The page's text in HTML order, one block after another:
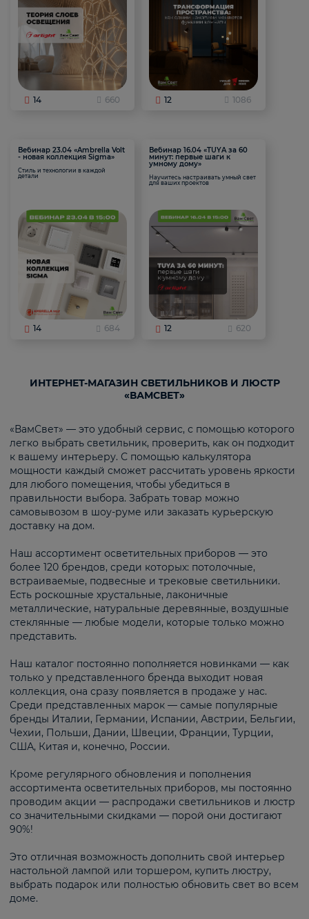
14 660 12 1086
Вебинар 23.04 «Ambrella Volt
- новая коллекция Sigma»
Стиль и технологии в каждой
детали
14 684
Вебинар 16.04 «TUYA за 60
минут: первые шаги к
умному дому»
Научитесь настраивать умный свет
для ваших проектов
12 620
ИНТЕРНЕТ-МАГАЗИН СВЕТИЛЬНИКОВ И ЛЮСТР
«ВАМСВЕТ»
«ВамСвет» — это удобный сервис, с помощью которого
легко выбрать светильник, проверить, как он подходит
к вашему интерьеру. С помощью калькулятора
мощности каждый сможет рассчитать уровень яркости
для любого помещения, чтобы убедиться в
правильности выбора. Забрать товар можно
самовывозом в шоу-руме или заказать курьерскую
доставку на дом.
Наш ассортимент осветительных приборов — это
более 120 брендов, среди которых: потолочные,
встраиваемые, подвесные и трековые светильники.
Есть роскошные хрустальные, лаконичные
металлические, натуральные деревянные, воздушные
стеклянные — любые модели, которые только можно
представить.
Наш каталог постоянно пополняется новинками — как
только у представленного бренда выходит новая
коллекция, она сразу появляется в продаже у нас.
Среди представленных марок — самые популярные
бренды Италии, Германии, Испании, Австрии, Бельгии,
Чехии, Польши, Дании, Швеции, Франции, Турции,
США, Китая и, конечно, России.
Кроме регулярного обновления и пополнения
ассортимента осветительных приборов, мы постоянно
проводим акции — распродажи светильников и люстр
со значительными скидками — порой они достигают
90%!
Это отличная возможность дополнить свой интерьер
настольной лампой или торшером, купить люстру,
выбрать подарок или полностью обновить свет во всем
доме.